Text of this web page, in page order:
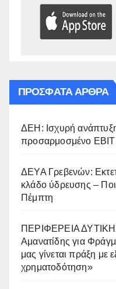
ΠΡΌΣΦΑΤΑ ΆΡΘΡΑ
ΔΕΗ: Ισχυρή
προσαρμοσμένο
ΔΕΥΑ Γρεβενών:
κλάδο ύδρευσης –
Πέμπτη
ΠΕΡΙΦΕΡΕΙΑ
Αμανατίδης για
μας γίνεται πράξη με
χρηματοδότηση»